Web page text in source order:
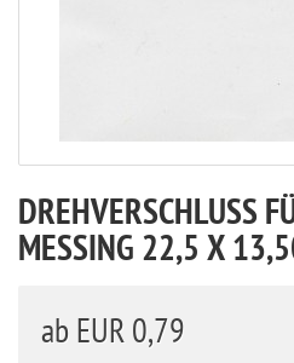
DREHVERSCHLUSS
MESSING 22,5 X
ab EUR 0,79